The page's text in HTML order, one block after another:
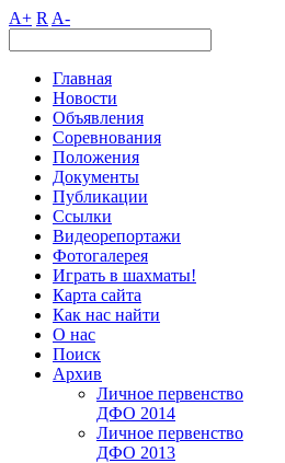
A+ R A-
Главная
Новости
Объявления
Соревнования
Положения
Документы
Публикации
Ссылки
Видеорепортажи
Фотогалерея
Играть в шахматы!
Карта сайта
Как нас найти
О нас
Поиск
Архив
Личное первенство
ДФО 2014
Личное первенство
ДФО 2013